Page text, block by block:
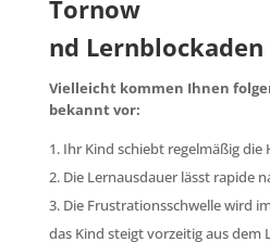
nd Lernblockaden
Vielleicht kommen Ihnen
bekannt vor:
Ihr Kind schiebt regelmäßig die
Die Lernausdauer lässt rapide
Die Frustrationsschwelle wird
das Kind steigt vorzeitig aus dem